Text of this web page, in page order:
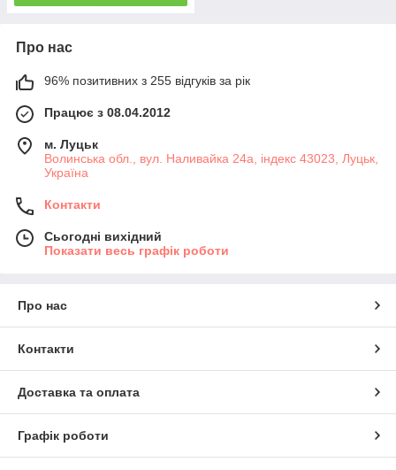
Про нас
96% позитивних з 255 відгуків за рік
Працює з 08.04.2012
м. Луцьк
Волинська обл., вул. Наливайка 24а, індекс 43023, Луцьк,
Україна
Контакти
Сьогодні вихідний
Показати весь графік роботи
Про нас
Контакти
Доставка та оплата
Графік роботи